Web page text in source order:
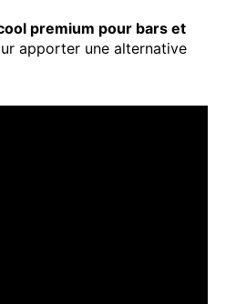
premium pour bars et
apporter une alternative